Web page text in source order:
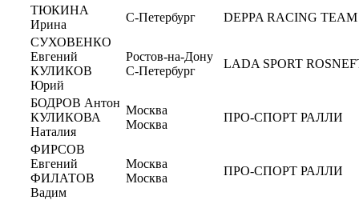
ТЮКИНА
Ирина
С-Петербург
DEPPA RACING TEAM
СУХОВЕНКО
Евгений
КУЛИКОВ
Юрий
Ростов-на-Дону
С-Петербург
LADA SPORT
БОДРОВ Антон
КУЛИКОВА
Наталия
Москва
Москва
ПРО-СПОРТ РАЛЛИ
ФИРСОВ
Евгений
ФИЛАТОВ
Вадим
Москва
Москва
ПРО-СПОРТ РАЛЛИ